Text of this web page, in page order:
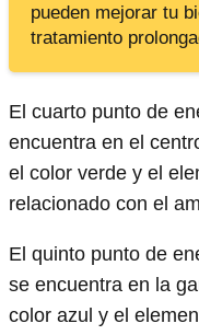
pueden mejorar tu
tratamiento
El cuarto punto de
encuentra en el
el color verde y el
relacionado con el
El quinto punto de
se encuentra en la
color azul y el